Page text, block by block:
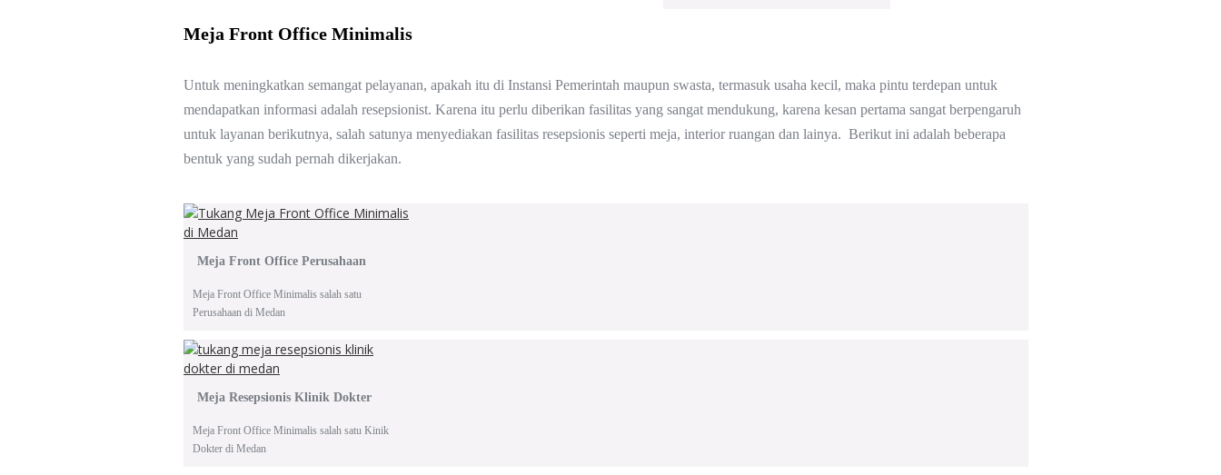
Meja Front Office Minimalis
Untuk meningkatkan semangat pelayanan, apakah itu di Instansi Pemerintah maupun swasta, termasuk usaha kecil, maka pintu terdepan untuk
mendapatkan informasi adalah resepsionist. Karena itu perlu diberikan fasilitas yang sangat mendukung, karena kesan pertama sangat berpengaruh
untuk layanan berikutnya, salah satunya menyediakan fasilitas resepsionis seperti meja, interior ruangan dan lainya. Berikut ini adalah beberapa
bentuk yang sudah pernah dikerjakan.
Meja Front Office Perusahaan
Meja Front Office Minimalis salah satu
Perusahaan di Medan
Meja Resepsionis Klinik Dokter
Meja Front Office Minimalis salah satu Kinik
Dokter di Medan